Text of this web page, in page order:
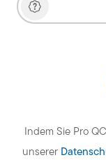
Indem Sie Pro
unserer